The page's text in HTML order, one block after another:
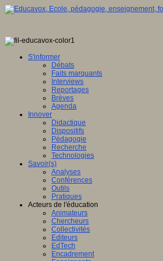
S'informer
Débats
Faits marquants
Interviews
Reportages
Brèves
Agenda
Innover
Didactique
Dispositifs
Pédagogie
Recherche
Technologies
Savoir(s)
Analyses
Conférences
Outils
Pratiques
Acteurs de l'éducation
Animateurs
Chercheurs
Collectivités
Editeurs
EdTech
Encadrement